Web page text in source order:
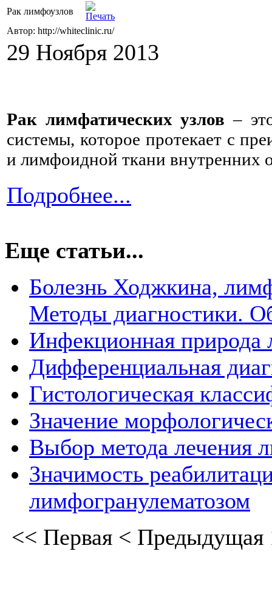
Рак лимфоузлов
Автор: http://whiteclinic.ru/
29 Ноября 2013
Рак лимфатических узлов –
системы, которое протекает с
и лимфоидной ткани внутренних
Подробнее...
Еще статьи...
Болезнь Ходжкина,
Методы диагностики.
Инфекционная природа
Дифференциальная
Гистологическая
Значение
Выбор метода лечения
Значимость
лимфогранулематозом
<< Первая< Предыдущая